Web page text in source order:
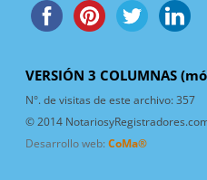
VERSIÓN 3 COLUMNAS
N°. de visitas de este archivo:357
© 2014
Desarrollo web: CoMa®